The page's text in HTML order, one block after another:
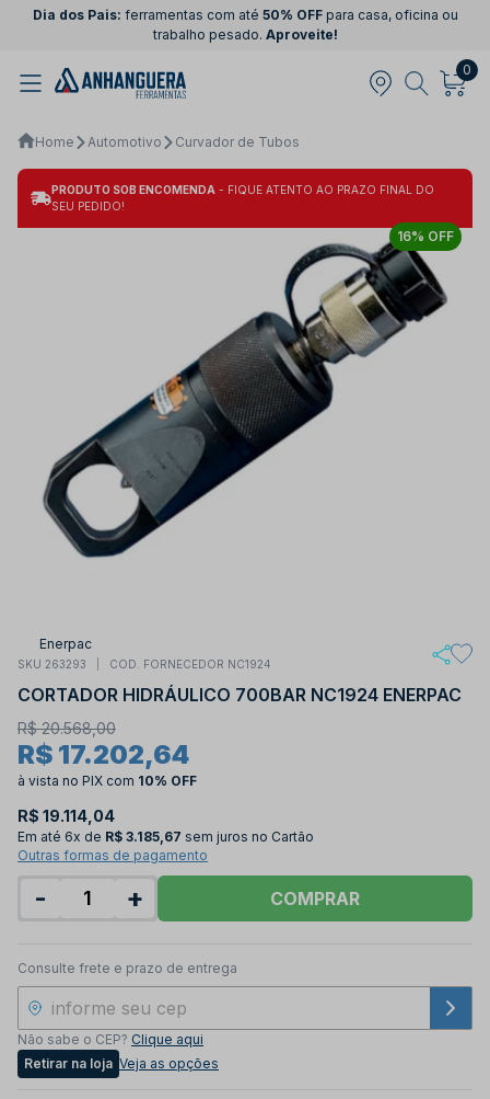
Dia dos Pais: ferramentas com até 50% OFFpara casa, oficina ou
trabalho pesado. Aproveite!
0
Home Automotivo Curvador de Tubos
PRODUTO SOB ENCOMENDA - FIQUE ATENTO AO PRAZO FINAL DO
SEU PEDIDO!
16% OFF
Enerpac
SKU 263293 COD. FORNECEDOR NC1924
CORTADOR HIDRÁULICO 700BAR NC1924 ENERPAC
R$ 20.568,00
R$ 17.202,64
à vista no PIX com 10% OFF
R$ 19.114,04
Em até 6x de R$ 3.185,67 sem juros no Cartão
Outras formas de pagamento
- + COMPRAR
Consulte frete e prazo de entrega
Não sabe o CEP? Clique aqui
Retirar na loja Veja as opções